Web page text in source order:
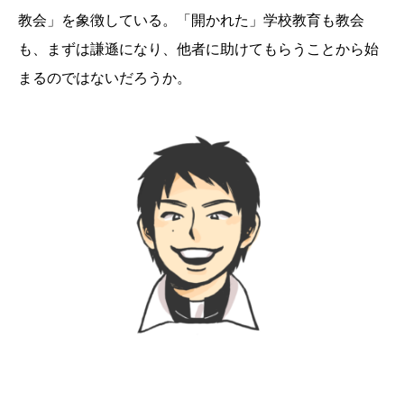
教会」を象徴している。「開かれた」学校教育も教会
も、まずは謙遜になり、他者に助けてもらうことから始
まるのではないだろうか。